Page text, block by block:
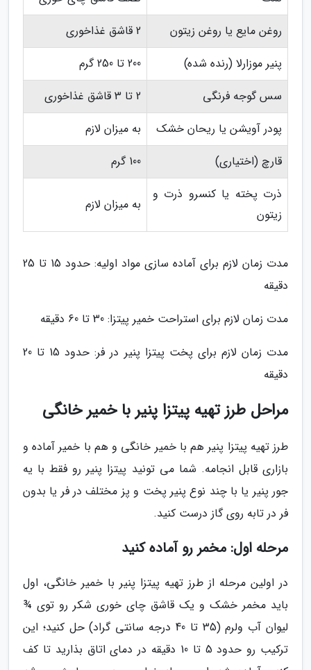
روغن مایع یا روغن زیتون
2 قاشق غذاخوری
پنیر موزارلا (رنده شده)
200 تا 250 گرم
سس گوجه فرنگی
2 تا 3 قاشق غذاخوری
پودر آویشن یا ریحان خشک
به میزان لازم
قارچ (اختیاری)
100 گرم
ذرت پخته یا کنسرو ذرت و
زیتون
به میزان لازم
مدت زمان لازم برای آماده سازی مواد اولیه: حدود 15 تا 25
دقیقه
مدت زمان لازم برای استراحت خمیر پیتزا: 30 تا 60 دقیقه
مدت زمان لازم برای پخت پیتزا پنیر در فر: حدود 15 تا 20
دقیقه
مراحل طرز تهیه پیتزا پنیر با خمیر خانگی
طرز تهیه پیتزا پنیر هم با خمیر خانگی و هم با خمیر آماده و
بازاری قابل انجامه. شما می تونید پیتزا پنیر رو فقط با یه
جور پنیر یا با چند نوع پنیر پخت و پز مختلف در فر یا بدون
فر در تابه روی گاز درست کنید.
مرحله اول: مخمر رو آماده کنید
در اولین مرحله از طرز تهیه پیتزا پنیر با خمیر خانگی، اول
باید مخمر خشک و یک قاشق چای خوری شکر رو توی ¾
لیوان آب ولرم (35 تا 40 درجه سانتی گراد) حل کنید؛ این
ترکیب رو حدود 5 تا 10 دقیقه در دمای اتاق بذارید تا کف